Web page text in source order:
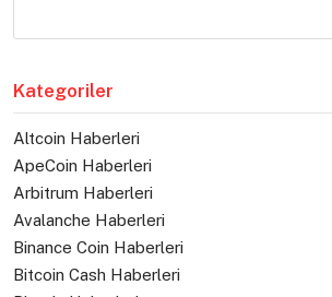
Kategoriler
Altcoin Haberleri
ApeCoin Haberleri
Arbitrum Haberleri
Avalanche Haberleri
Binance Coin Haberleri
Bitcoin Cash Haberleri